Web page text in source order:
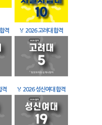
격 🏅 2026 고려대 합격
격 🏅 2026 성신여대 합격